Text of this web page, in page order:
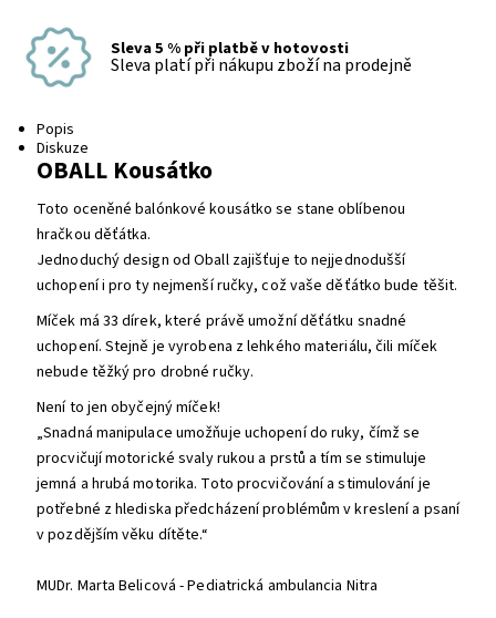
Sleva 5 % při platbě v hotovosti
Sleva platí při nákupu zboží na prodejně
Popis
Diskuze
OBALL Kousátko
Toto oceněné balónkové kousátko se stane oblíbenou
hračkou děťátka.
Jednoduchý design od Oball zajišťuje to nejjednodušší
uchopení i pro ty nejmenší ručky, což vaše děťátko bude těšit.
Míček má 33 dírek, které právě umožní děťátku snadné
uchopení. Stejně je vyrobena z lehkého materiálu, čili míček
nebude těžký pro drobné ručky.
Není to jen obyčejný míček!
„Snadná manipulace umožňuje uchopení do ruky, čímž se
procvičují motorické svaly rukou a prstů a tím se stimuluje
jemná a hrubá motorika. Toto procvičování a stimulování je
potřebné z hlediska předcházení problémům v kreslení a psaní
v pozdějším věku dítěte.“
MUDr. Marta Belicová -Pediatrická ambulancia Nitra